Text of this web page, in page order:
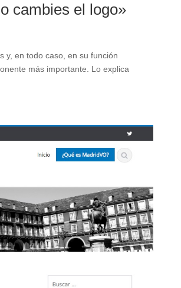
cambies el logo»
y, en todo caso, en su función
más importante. Lo explica